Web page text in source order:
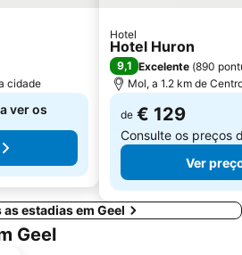
cidade
ver os
Hotel
Hotel Huron
9,1 Excelente (890
Mol, a 1.2 km de
de € 129
Consulte os preços
Ver
as estadias em Geel
Geel